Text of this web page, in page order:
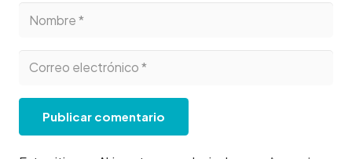
Publicar comentario